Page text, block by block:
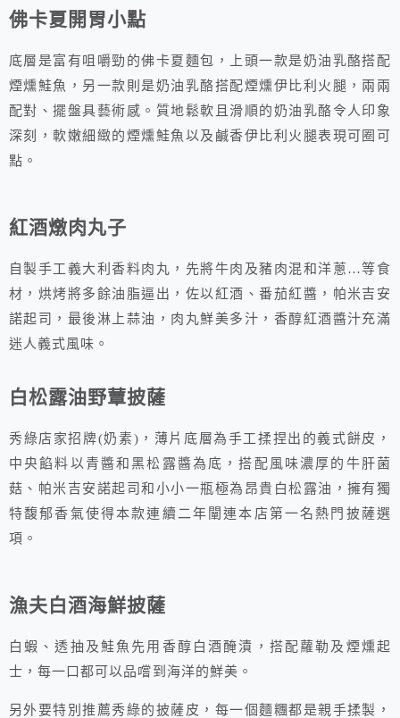
佛卡夏開胃小點
底層是富有咀嚼勁的佛卡夏麵包，上頭一款是奶油乳酪搭配
煙燻鮭魚，另一款則是奶油乳酪搭配煙燻伊比利火腿，兩兩
配對、擺盤具藝術感。質地鬆軟且滑順的奶油乳酪令人印象
深刻，軟嫩細緻的煙燻鮭魚以及鹹香伊比利火腿表現可圈可
點。
紅酒燉肉丸子
自製手工義大利香料肉丸，先將牛肉及豬肉混和洋蔥…等食
材，烘烤將多餘油脂逼出，佐以紅酒、番茄紅醬，帕米吉安
諾起司，最後淋上蒜油，肉丸鮮美多汁，香醇紅酒醬汁充滿
迷人義式風味。
白松露油野蕈披薩
秀綠店家招牌(奶素)，薄片底層為手工揉捏出的義式餅皮，
中央餡料以青醬和黑松露醬為底，搭配風味濃厚的牛肝菌
菇、帕米吉安諾起司和小小一瓶極為昂貴白松露油，擁有獨
特馥郁香氣使得本款連續二年闡連本店第一名熱門披薩選
項。
漁夫白酒海鮮披薩
白蝦、透抽及鮭魚先用香醇白酒醃漬，搭配蘿勒及煙燻起
士，每一口都可以品嚐到海洋的鮮美。
另外要特別推薦秀綠的披薩皮，每一個麵糰都是親手揉製，